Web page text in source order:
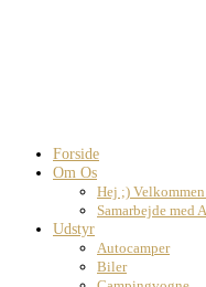
Forside
Om Os
Hej ;)
Samarbejde med
Udstyr
Autocamper
Biler